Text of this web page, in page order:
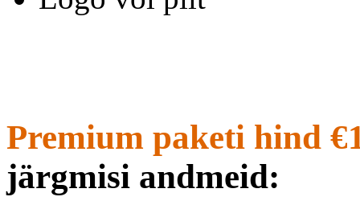
Premium paketi hind
järgmisi andmeid: